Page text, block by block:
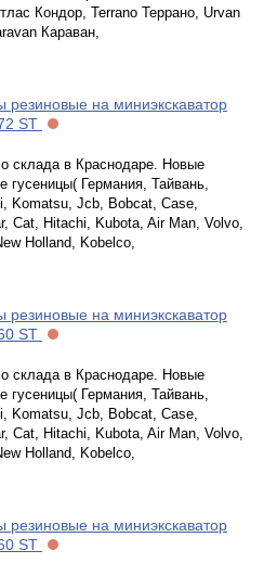
Кондор, Terrano Террано, Urvan
Караван,
резиновые на миниэкскаватор
ST
склада в Краснодаре. Новые
гусеницы( Германия, Тайвань,
Komatsu, Jcb, Bobcat, Case,
Cat, Hitachi, Kubota, Air Man, Volvo,
Holland, Kobelco,
резиновые на миниэкскаватор
ST
склада в Краснодаре. Новые
гусеницы( Германия, Тайвань,
Komatsu, Jcb, Bobcat, Case,
Cat, Hitachi, Kubota, Air Man, Volvo,
Holland, Kobelco,
резиновые на миниэкскаватор
ST